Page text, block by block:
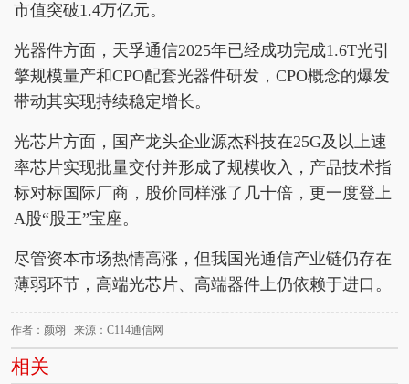
市值突破1.4万亿元。
光器件方面，天孚通信2025年已经成功完成1.6T光引
擎规模量产和CPO配套光器件研发，CPO概念的爆发
带动其实现持续稳定增长。
光芯片方面，国产龙头企业源杰科技在25G及以上速
率芯片实现批量交付并形成了规模收入，产品技术指
标对标国际厂商，股价同样涨了几十倍，更一度登上
A股“股王”宝座。
尽管资本市场热情高涨，但我国光通信产业链仍存在
薄弱环节，高端光芯片、高端器件上仍依赖于进口。
作者：颜翊 来源：C114通信网
相关